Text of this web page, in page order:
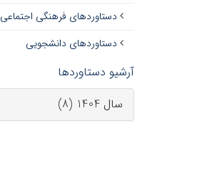
دستاوردهای فرهنگی اجتماعی
دستاوردهای دانشجویی
آرشیو دستاوردها
سال 1404 (8)